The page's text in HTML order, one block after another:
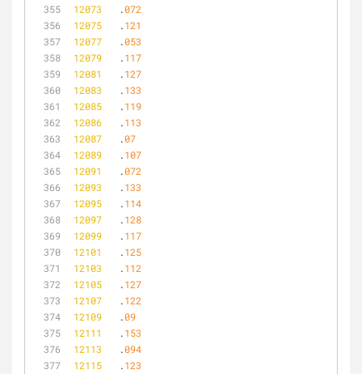
12073
	.
072
12075
	.
121
12077
	.
053
12079
	.
117
12081
	.
127
12083
	.
133
12085
	.
119
12086
	.
113
12087
	.
07
12089
	.
107
12091
	.
072
12093
	.
133
12095
	.
114
12097
	.
128
12099
	.
117
12101
	.
125
12103
	.
112
12105
	.
127
12107
	.
122
12109
	.
09
12111
	.
153
12113
	.
094
12115
	.
123